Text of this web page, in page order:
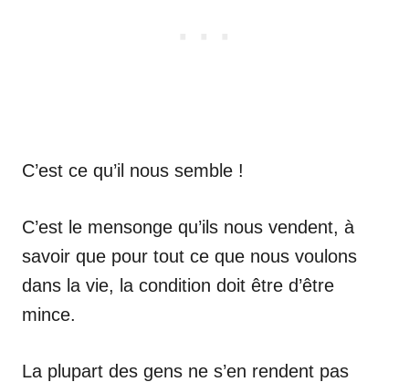
C’est ce qu’il nous semble !
C’est le mensonge qu’ils nous vendent, à
savoir que pour tout ce que nous voulons
dans la vie, la condition doit être d’être
mince.
La plupart des gens ne s’en rendent pas